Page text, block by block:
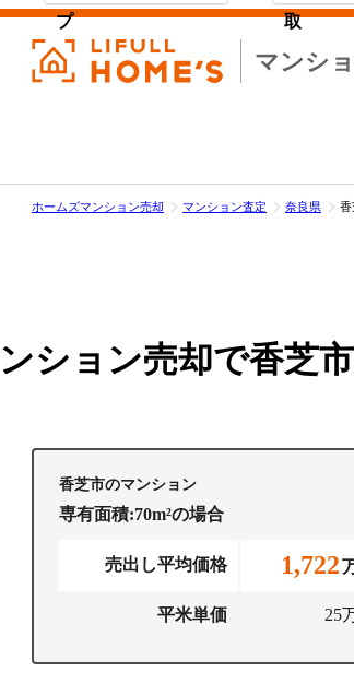
マンシ
プ 取
ホームズマンション売却 マンション査定 奈良県 香
ション売却で香芝
香芝市のマンション
専有面積:70m²の場合
売出し平均価格 1,722
平米単価 25